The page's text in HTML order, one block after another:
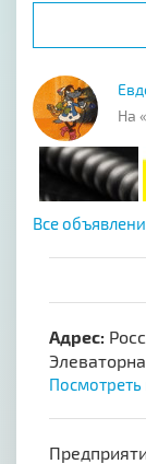
На
Все
Адрес:
Посмотреть